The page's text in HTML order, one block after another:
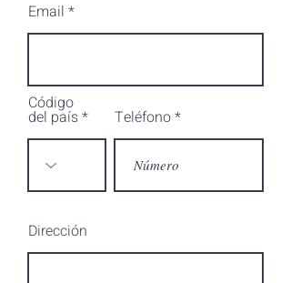
Email
Código
del país Teléfono
Dirección